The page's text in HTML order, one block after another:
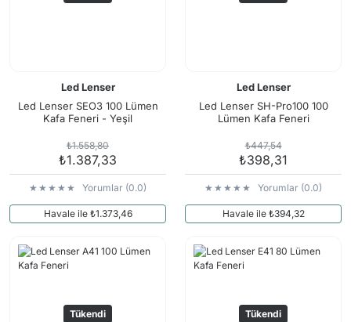
Led Lenser
Led Lenser SEO3 100 Lümen
Kafa Feneri - Yeşil
₺1.558,80
₺1.387,33
Yorumlar (0.0)
Havale ile ₺1.373,46
Led Lenser
Led Lenser SH-Pro100 100
Lümen Kafa Feneri
₺447,54
₺398,31
Yorumlar (0.0)
Havale ile ₺394,32
Tükendi Tükendi